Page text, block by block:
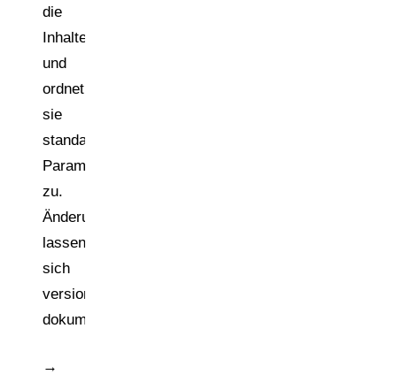
die
Inhalte
und
ordnet
sie
standardisierten
Parametern
zu.
Änderungen
lassen
sich
versionssicher
dokumentieren.
→